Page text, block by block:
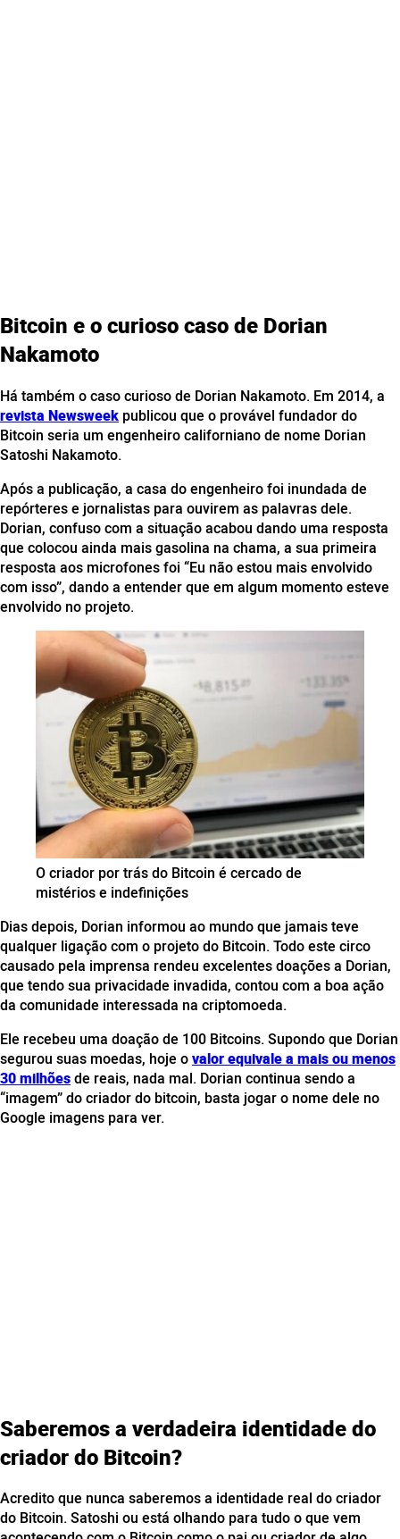
Bitcoin e o curioso caso de Dorian
Nakamoto
Há também o caso curioso de Dorian Nakamoto. Em 2014, a
revista Newsweek publicou que o provável fundador do
Bitcoin seria um engenheiro californiano de nome Dorian
Satoshi Nakamoto.
Após a publicação, a casa do engenheiro foi inundada de
repórteres e jornalistas para ouvirem as palavras dele.
Dorian, confuso com a situação acabou dando uma resposta
que colocou ainda mais gasolina na chama, a sua primeira
resposta aos microfones foi “Eu não estou mais envolvido
com isso”, dando a entender que em algum momento esteve
envolvido no projeto.
O criador por trás do Bitcoin é cercado de
mistérios e indefinições
Dias depois, Dorian informou ao mundo que jamais teve
qualquer ligação com o projeto do Bitcoin. Todo este circo
causado pela imprensa rendeu excelentes doações a Dorian,
que tendo sua privacidade invadida, contou com a boa ação
da comunidade interessada na criptomoeda.
Ele recebeu uma doação de 100 Bitcoins. Supondo que Dorian
segurou suas moedas, hoje ovalor equivale a mais ou menos
30 milhõesde reais, nada mal. Dorian continua sendo a
“imagem” do criador do bitcoin, basta jogar o nome dele no
Google imagens para ver.
Saberemos a verdadeira identidade do
criador do Bitcoin?
Acredito que nunca saberemos a identidade real do criador
do Bitcoin. Satoshi ou está olhando para tudo o que vem